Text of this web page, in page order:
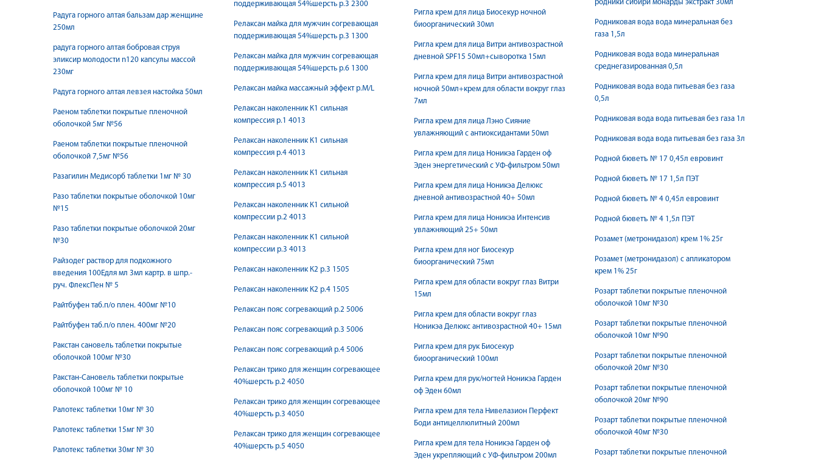
Радуга горного алтая бальзам дар женщине
250мл
радуга горного алтая бобровая струя
эликсир молодости n120 капсулы массой
230мг
Радуга горного алтая левзея настойка 50мл
Раеном таблетки покрытые пленочной
оболочкой 5мг №56
Раеном таблетки покрытые пленочной
оболочкой 7,5мг №56
Разагилин Медисорб таблетки 1мг № 30
Разо таблетки покрытые оболочкой 10мг
№15
Разо таблетки покрытые оболочкой 20мг
№30
Райзодег раствор для подкожного
введения 100Едля мл 3мл картр. в шпр.-
руч. ФлексПен № 5
Райтбуфен таб.п/о плен. 400мг №10
Райтбуфен таб.п/о плен. 400мг №20
Ракстан сановель таблетки покрытые
оболочкой 100мг №30
Ракстан-Сановель таблетки покрытые
оболочкой 100мг № 10
Ралотекс таблетки 10мг № 30
Ралотекс таблетки 15мг № 30
Ралотекс таблетки 30мг № 30
поддерживающая 54%шерсть р.3 2300
Релаксан майка для мужчин согревающая
поддерживающая 54%шерсть р.3 1300
Релаксан майка для мужчин согревающая
поддерживающая 54%шерсть р.6 1300
Релаксан майка массажный эффект р.M/L
Релаксан наколенник К1 сильная
компрессия р.1 4013
Релаксан наколенник К1 сильная
компрессия р.4 4013
Релаксан наколенник К1 сильная
компрессия р.5 4013
Релаксан наколенник К1 сильной
компрессии р.2 4013
Релаксан наколенник К1 сильной
компрессии р.3 4013
Релаксан наколенник К2 р.3 1505
Релаксан наколенник К2 р.4 1505
Релаксан пояс согревающий р.2 5006
Релаксан пояс согревающий р.3 5006
Релаксан пояс согревающий р.4 5006
Релаксан трико для женщин согревающее
40%шерсть р.2 4050
Релаксан трико для женщин согревающее
40%шерсть р.3 4050
Релаксан трико для женщин согревающее
40%шерсть р.5 4050
Ригла крем для лица Биосекур ночной
биоорганический 30мл
Ригла крем для лица Витри антивозрастной
дневной SPF15 50мл+сыворотка 15мл
Ригла крем для лица Витри антивозрастной
ночной 50мл+крем для области вокруг глаз
7мл
Ригла крем для лица Лэно Сияние
увлажняющий с антиоксидантами 50мл
Ригла крем для лица Ноникэа Гарден оф
Эден энергетический с УФ-фильтром 50мл
Ригла крем для лица Ноникэа Делюкс
дневной антивозрастной 40+ 50мл
Ригла крем для лица Ноникэа Интенсив
увлажняющий 25+ 50мл
Ригла крем для ног Биосекур
биоорганический 75мл
Ригла крем для области вокруг глаз Витри
15мл
Ригла крем для области вокруг глаз
Ноникэа Делюкс антивозрастной 40+ 15мл
Ригла крем для рук Биосекур
биоорганический 100мл
Ригла крем для рук/ногтей Ноникэа Гарден
оф Эден 60мл
Ригла крем для тела Нивелазион Перфект
Боди антицеллюлитный 200мл
Ригла крем для тела Ноникэа Гарден оф
Эден укрепляющий с УФ-фильтром 200мл
родники сибири монарды экстракт 30мл
Родниковая вода вода минеральная без
газа 1,5л
Родниковая вода вода минеральная
среднегазированная 0,5л
Родниковая вода вода питьевая без газа
0,5л
Родниковая вода вода питьевая без газа 1л
Родниковая вода вода питьевая без газа 3л
Родной бюветъ № 17 0,45л евровинт
Родной бюветъ № 17 1,5л ПЭТ
Родной бюветъ № 4 0,45л евровинт
Родной бюветъ № 4 1,5л ПЭТ
Розамет (метронидазол) крем 1% 25г
Розамет (метронидазол) с апликатором
крем 1% 25г
Розарт таблетки покрытые пленочной
оболочкой 10мг №30
Розарт таблетки покрытые пленочной
оболочкой 10мг №90
Розарт таблетки покрытые пленочной
оболочкой 20мг №30
Розарт таблетки покрытые пленочной
оболочкой 20мг №90
Розарт таблетки покрытые пленочной
оболочкой 40мг №30
Розарт таблетки покрытые пленочной